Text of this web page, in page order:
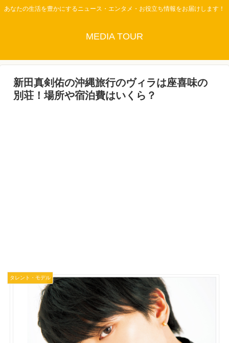
あなたの生活を豊かにするニュース・エンタメ・お役立ち情報をお届けします！
MEDIA TOUR
新田真剣佑の沖縄旅行のヴィラは座喜味の
別荘！場所や宿泊費はいくら？
タレント・モデル